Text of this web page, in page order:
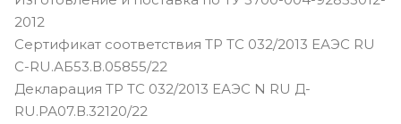
2012
Сертификат соответствия ТР ТС 032/2013 ЕАЭС RU
С-RU.АБ53.В.05855/22
Декларация ТР ТС 032/2013 ЕАЭС N RU Д-
RU.РА07.В.32120/22